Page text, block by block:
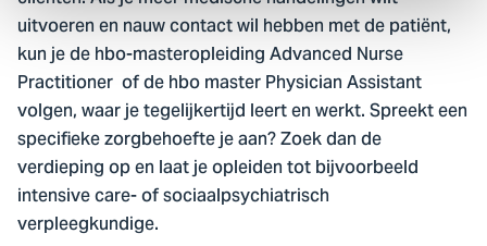
uitvoeren en nauw contact wil hebben met de patiënt,
kun je de hbo-masteropleiding Advanced Nurse
Practitioner of de hbo master Physician Assistant
volgen, waar je tegelijkertijd leert en werkt. Spreekt een
specifieke zorgbehoefte je aan? Zoek dan de
verdieping op en laat je opleiden tot bijvoorbeeld
intensive care- of sociaalpsychiatrisch
verpleegkundige.